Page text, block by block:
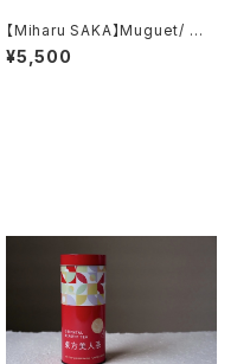
【Miharu SAKA】Muguet/ す
ずらん
¥5,500